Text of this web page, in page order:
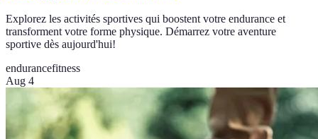
Explorez les activités sportives qui boostent votre endurance et
transforment votre forme physique. Démarrez votre aventure
sportive dès aujourd'hui!
endurancefitness
Aug 4